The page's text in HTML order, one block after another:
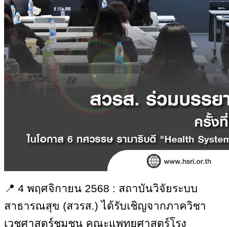
📍 4 พฤศจิกายน 2568 : สถาบันวิจัยระบบ
สาธารณสุข (สวรส.) ได้รับเชิญจากภาควิชา
เวชศาสตร์ชุมชน คณะแพทยศาสตร์โรง